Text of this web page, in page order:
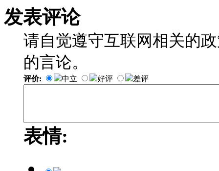
发表评论
请自觉遵守互联网相关的
的言论。
评价: 中立 好评 差评
表情: